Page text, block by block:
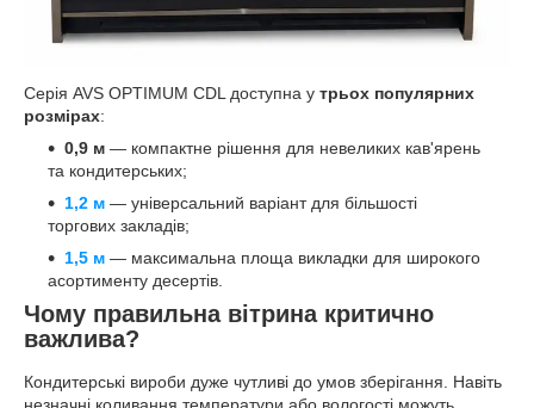
Серія AVS OPTIMUM CDL доступна у трьох популярних
розмірах:
0,9 м — компактне рішення для невеликих кав'ярень
та кондитерських;
1,2 м — універсальний варіант для більшості
торгових закладів;
1,5 м — максимальна площа викладки для широкого
асортименту десертів.
Чому правильна вітрина критично
важлива?
Кондитерські вироби дуже чутливі до умов зберігання. Навіть
незначні коливання температури або вологості можуть